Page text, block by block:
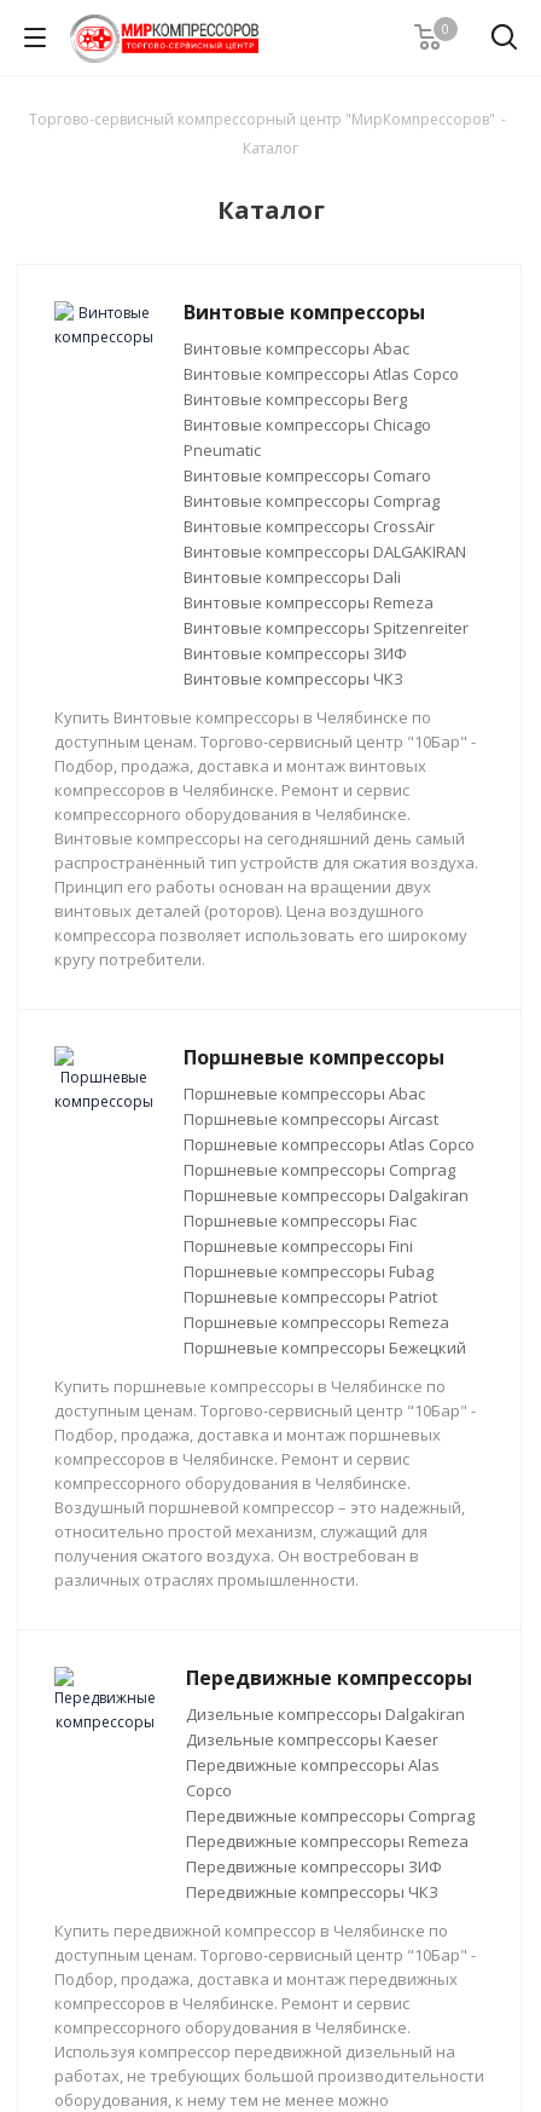
0
Торгово-сервисный компрессорный центр "МирКомпрессоров" -
Каталог
Каталог
Винтовые компрессоры
Винтовые компрессоры Abac
Винтовые компрессоры Atlas Copco
Винтовые компрессоры Berg
Винтовые компрессоры Chicago
Pneumatic
Винтовые компрессоры Comaro
Винтовые компрессоры Comprag
Винтовые компрессоры CrossAir
Винтовые компрессоры DALGAKIRAN
Винтовые компрессоры Dali
Винтовые компрессоры Remeza
Винтовые компрессоры Spitzenreiter
Винтовые компрессоры ЗИФ
Винтовые компрессоры ЧКЗ
Купить Винтовые компрессоры в Челябинске по
доступным ценам. Торгово-сервисный центр "10Бар" -
Подбор, продажа, доставка и монтаж винтовых
компрессоров в Челябинске. Ремонт и сервис
компрессорного оборудования в Челябинске.
Винтовые компрессоры на сегодняшний день самый
распространённый тип устройств для сжатия воздуха.
Принцип его работы основан на вращении двух
винтовых деталей (роторов). Цена воздушного
компрессора позволяет использовать его широкому
кругу потребители.
Поршневые компрессоры
Поршневые компрессоры Abac
Поршневые компрессоры Aircast
Поршневые компрессоры Atlas Copco
Поршневые компрессоры Comprag
Поршневые компрессоры Dalgakiran
Поршневые компрессоры Fiac
Поршневые компрессоры Fini
Поршневые компрессоры Fubag
Поршневые компрессоры Patriot
Поршневые компрессоры Remeza
Поршневые компрессоры Бежецкий
Купить поршневые компрессоры в Челябинске по
доступным ценам. Торгово-сервисный центр "10Бар" -
Подбор, продажа, доставка и монтаж поршневых
компрессоров в Челябинске. Ремонт и сервис
компрессорного оборудования в Челябинске.
Воздушный поршневой компрессор – это надежный,
относительно простой механизм, служащий для
получения сжатого воздуха. Он востребован в
различных отраслях промышленности.
Передвижные компрессоры
Дизельные компрессоры Dalgakiran
Дизельные компрессоры Kaeser
Передвижные компрессоры Alas
Copco
Передвижные компрессоры Comprag
Передвижные компрессоры Remeza
Передвижные компрессоры ЗИФ
Передвижные компрессоры ЧКЗ
Купить передвижной компрессор в Челябинске по
доступным ценам. Торгово-сервисный центр "10Бар" -
Подбор, продажа, доставка и монтаж передвижных
компрессоров в Челябинске. Ремонт и сервис
компрессорного оборудования в Челябинске.
Используя компрессор передвижной дизельный на
работах, не требующих большой производительности
оборудования, к нему тем не менее можно